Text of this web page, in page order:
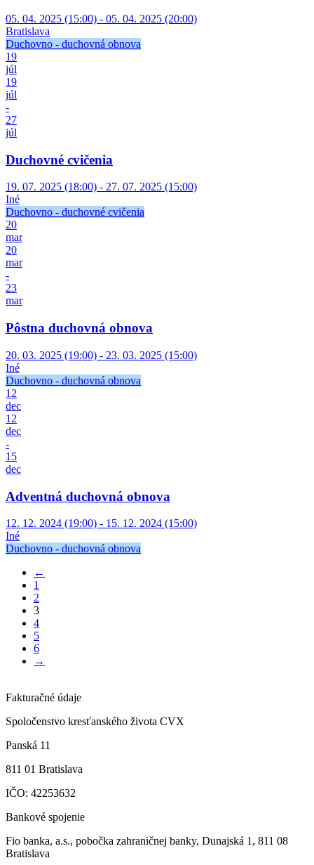
05. 04. 2025 (15:00) - 05. 04. 2025 (20:00)
Bratislava
Duchovno - duchovná obnova
19
júl
19
júl
-
27
júl
Duchovné cvičenia
19. 07. 2025 (18:00) - 27. 07. 2025 (15:00)
Iné
Duchovno - duchovné cvičenia
20
mar
20
mar
-
23
mar
Pôstna duchovná obnova
20. 03. 2025 (19:00) - 23. 03. 2025 (15:00)
Iné
Duchovno - duchovná obnova
12
dec
12
dec
-
15
dec
Adventná duchovná obnova
12. 12. 2024 (19:00) - 15. 12. 2024 (15:00)
Iné
Duchovno - duchovná obnova
←
1
2
3
4
5
6
→
Fakturačné údaje
Spoločenstvo kresťanského života CVX
Panská 11
811 01 Bratislava
IČO: 42253632
Bankové spojenie
Fio banka, a.s., pobočka zahraničnej banky, Dunajská 1, 811 08
Bratislava